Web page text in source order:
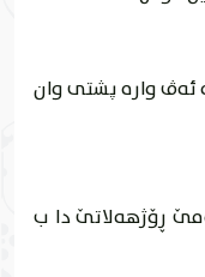
واره‌ پشتى وان
ڕۆژهه‌لاتێ دا ب